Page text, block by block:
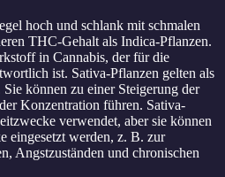
hoch und schlank mit schmalen
THC-Gehalt als Indica-Pflanzen.
in Cannabis, der für die
ist. Sativa-Pflanzen gelten als
können zu einer Steigerung der
Konzentration führen. Sativa-
verwendet, aber sie können
eingesetzt werden, z. B. zur
Angstzuständen und chronischen